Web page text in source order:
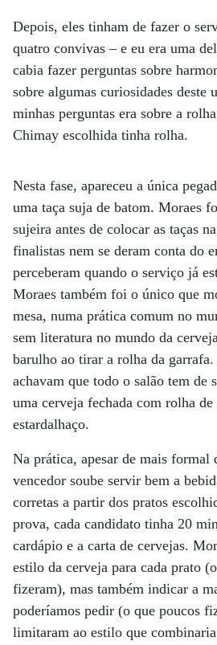
Depois, eles tinham de fazer o
quatro convivas – e eu era uma
cabia fazer perguntas sobre
sobre algumas curiosidades deste
minhas perguntas era sobre a
Chimay escolhida tinha rolha.
Nesta fase, apareceu a única
uma taça suja de batom. Moraes
sujeira antes de colocar as taças
finalistas nem se deram conta do
perceberam quando o serviço já
Moraes também foi o único que
mesa, numa prática comum no
sem literatura no mundo da
barulho ao tirar a rolha da
achavam que todo o salão tem de
uma cerveja fechada com rolha
estardalhaço.
Na prática, apesar de mais formal
vencedor soube servir bem a
corretas a partir dos pratos
prova, cada candidato tinha 20
cardápio e a carta de cervejas.
estilo da cerveja para cada prato
fizeram), mas também indicar a
poderíamos pedir (o que poucos
limitaram ao estilo que combinaria